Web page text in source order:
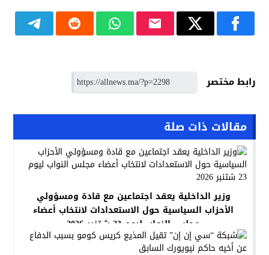
رابط مختصر
مقالات ذات صلة
وزير الداخلية يعقد اجتماعين مع قادة ومسؤولي
الأحزاب السياسية حول الاستعدادات لانتخاب أعضاء
مجلس النواب ليوم 23 شتنبر 2026